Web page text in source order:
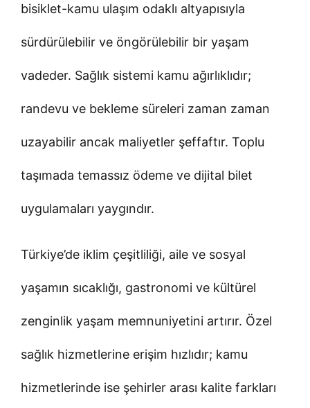
bisiklet-kamu ulaşım odaklı altyapısıyla
sürdürülebilir ve öngörülebilir bir yaşam
vadeder. Sağlık sistemi kamu ağırlıklıdır;
randevu ve bekleme süreleri zaman zaman
uzayabilir ancak maliyetler şeffaftır. Toplu
taşımada temassız ödeme ve dijital bilet
uygulamaları yaygındır.
Türkiye’de iklim çeşitliliği, aile ve sosyal
yaşamın sıcaklığı, gastronomi ve kültürel
zenginlik yaşam memnuniyetini artırır. Özel
sağlık hizmetlerine erişim hızlıdır; kamu
hizmetlerinde ise şehirler arası kalite farkları